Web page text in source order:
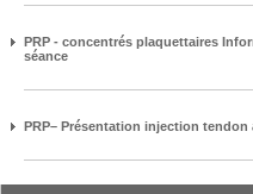
PRP - concentrés plaquettaires
séance
PRP– Présentation injection tendon